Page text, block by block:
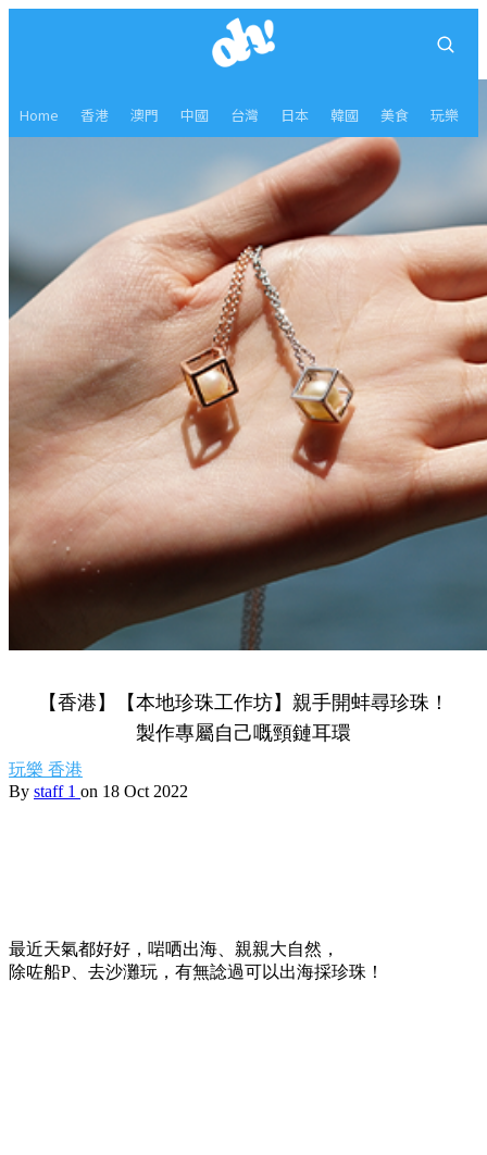
Home 香港 澳門 中國 台灣 日本 韓國 美食 玩樂
【香港】【本地珍珠工作坊】親手開蚌尋珍珠！
製作專屬自己嘅頸鏈耳環
玩樂 香港
By staff 1 on 18 Oct 2022
最近天氣都好好，啱哂出海、親親大自然，
除咗船P、去沙灘玩，有無諗過可以出海採珍珠！